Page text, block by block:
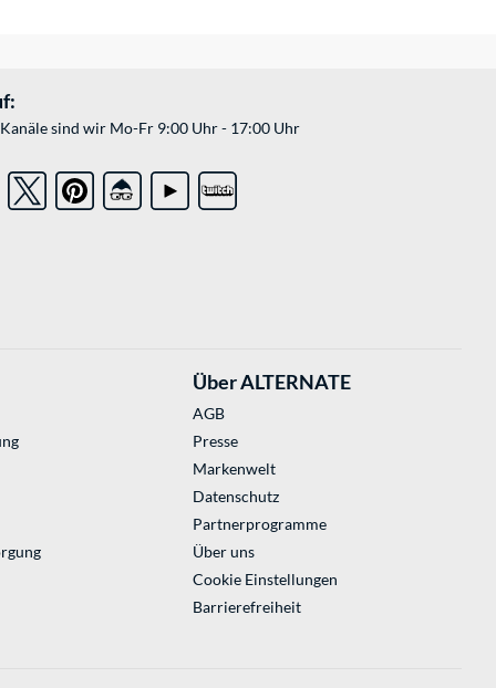
sind wir Mo-Fr 9:00 Uhr - 17:00 Uhr
Über ALTERNATE
AGB
Presse
Markenwelt
Datenschutz
Partnerprogramme
Über uns
Cookie Einstellungen
Barrierefreiheit